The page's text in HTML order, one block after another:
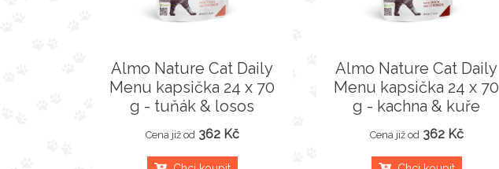
Almo Nature Cat Daily
Menu kapsička 24 x 70
g - tuňák & losos
Cena již od 362 Kč
Almo Nature Cat Daily
Menu kapsička 24 x 70
g - kachna & kuře
Cena již od 362 Kč